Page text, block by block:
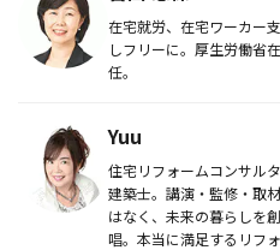
在宅就労、在宅ワーカー
しフリーに。厚生労働省
任。
Yuu
住宅リフォームコンサル
建築士。講演・監修・取
はなく、未来の暮らしを
唱。本当に満足するリフ